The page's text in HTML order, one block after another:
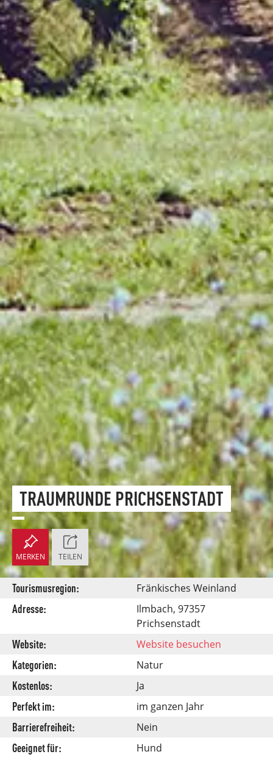
TRAUMRUNDE PRICHSENSTADT
MERKEN TEILEN
Tourismusregion: Fränkisches Weinland
Adresse:
Ilmbach, 97357
Prichsenstadt
Website: Website besuchen
Kategorien: Natur
Kostenlos: Ja
Perfekt im: im ganzen Jahr
Barrierefreiheit: Nein
Geeignet für: Hund